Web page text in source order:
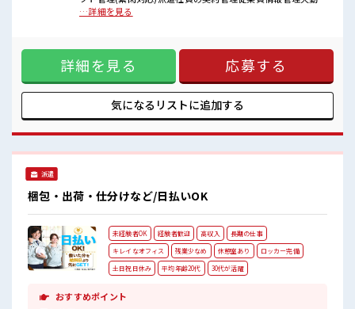
休憩室で楽しくおしゃべり！
ロッカー付き職場♪
高収入もバッチリ目指せますよ！
の派遣会社への手配依頼友人紹介施策の推進派遣会社からの
中≫ これまでの経験を活かしませんか？ ブランクがあっても
大丈夫♪ 経験はちょっとだけ…という方もOK！ ≪女性も活
躍中の職場≫ もちろん男性の応募もOKですよ！ ≪適度な残
業でお給料UP≫ 残業は月20時間未満で、 ほどよく稼げます
♪ ≪週休2日制≫ 週末は家族や友人と一緒にプライベート満
喫！ ≪収入アップを目指せる≫ 高時給だらけの派遣のお仕事
くおしゃべり！ ストレス解消☆ 持ち物が多いあなたにもぴっ
たり☆ ロッカー付き職場♪ 高収入もバッチリ目指せますよ！
…詳細を見る
詳細を見る 応募する
気になるリストに追加する
派遣
梱包・出荷・仕分けなど/日払いOK
未経験者OK 経験者歓迎 高収入
長期の仕事
キレイなオフィス
残業少なめ 休憩室あり
ロッカー完備
土日祝日休み
平均年齢20代 30代が活躍
おすすめポイント